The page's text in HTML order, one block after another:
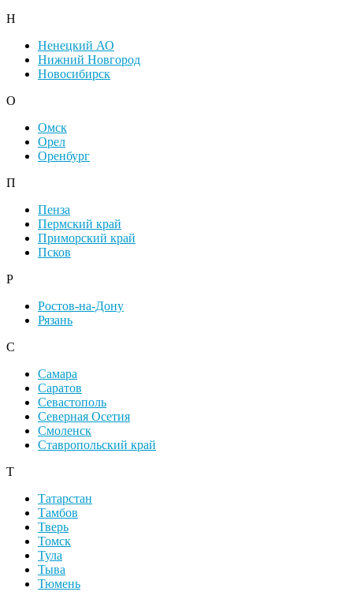
Н
Ненецкий АО
Нижний Новгород
Новосибирск
О
Омск
Орел
Оренбург
П
Пенза
Пермский край
Приморский край
Псков
Р
Ростов-на-Дону
Рязань
С
Самара
Саратов
Севастополь
Северная Осетия
Смоленск
Ставропольский край
Т
Татарстан
Тамбов
Тверь
Томск
Тула
Тыва
Тюмень